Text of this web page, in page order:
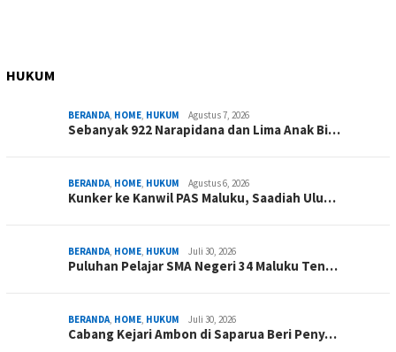
HUKUM
BERANDA, HOME, HUKUM Agustus 7, 2026
Sebanyak 922 Narapidana dan Lima Anak Bi…
BERANDA, HOME, HUKUM Agustus 6, 2026
Kunker ke Kanwil PAS Maluku, Saadiah Ulu…
BERANDA, HOME, HUKUM Juli 30, 2026
Puluhan Pelajar SMA Negeri 34 Maluku Ten…
BERANDA, HOME, HUKUM Juli 30, 2026
Cabang Kejari Ambon di Saparua Beri Peny…